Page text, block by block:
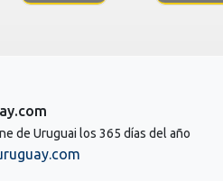
de Uruguai los 365 días del año